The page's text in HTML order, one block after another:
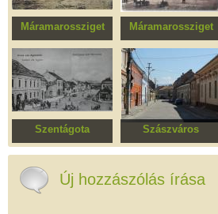
Máramarossziget
Szabadság tér
műemlékövezete
Máramarossziget
Egykori leányiskola,
ma Taras Sevcenko
Ukrán Líceum és
Sport Líceum
Szentágota
Történelmi központ
Szászváros
Történelmi
Új hozzászólás írása